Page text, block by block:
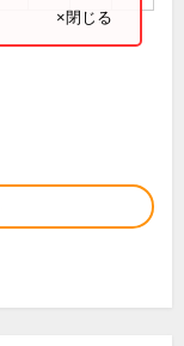
×閉じる